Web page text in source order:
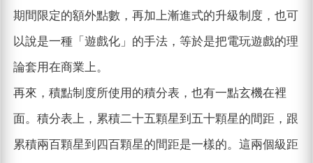
期間限定的額外點數，再加上漸進式的升級制度，也可
以說是一種「遊戲化」的手法，等於是把電玩遊戲的理
論套用在商業上。
再來，積點制度所使用的積分表，也有一點玄機在裡
面。積分表上，累積二十五顆星到五十顆星的間距，跟
累積兩百顆星到四百顆星的間距是一樣的。這兩個級距